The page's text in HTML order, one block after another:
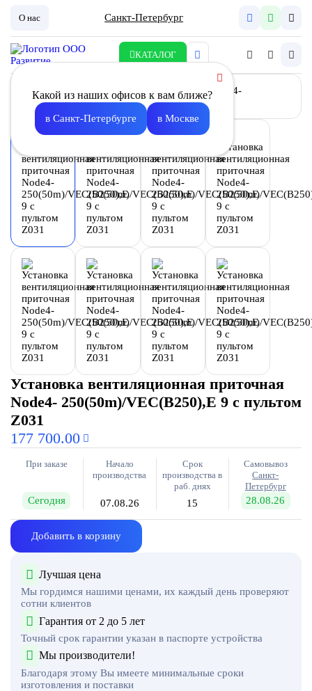
О нас Санкт-Петербург
КАТАЛОГ
Какой из наших офисов к вам ближе?
в Санкт-Петербурге в Москве
Установка вентиляционная приточная
Node4- 250(50m)/VEC(B250),E 9 с пультом
Z031
177 700.00
При заказе
Сегодня
Начало
производства
07.08.26
Срок
производства в
раб. днях
15
Самовывоз
Санкт-
Петербург
28.08.26
Добавить в корзину
Лучшая цена
Мы гордимся нашими ценами, их каждый день проверяют
сотни клиентов
Гарантия от 2 до 5 лет
Точный срок гарантии указан в паспорте устройства
Мы производители!
Благодаря этому Вы имеете минимальные сроки
изготовления и поставки